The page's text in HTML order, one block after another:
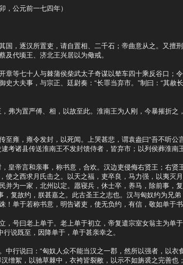
公元前一七四年）
，逐汉所置吏，请自置相、二千石；帝曲意从之。又擅刑
及代顷王、济北王兴居以为儆戒。
等七十人与棘蒲侯柴武太子奇谋以辇车四十乘反谷口；
史大夫事，与宗正、廷尉奏：“长罪当弃市。”制曰：“其赦
为置严傅、相，以故至此。淮南王为人刚，今暴摧折之
雍，雍令发封，以死闻。上哭甚悲，谓袁盎曰“吾不听公
考诸县传送淮南王不发封馈侍者，皆弃市；以列侯葬淮南
帝言和亲事，称书意，合欢。汉边吏侵侮右贤王；右贤
使之西求月氏击之。以天之福，吏卒良，马力强，以夷灭
并为一家，北州以定。愿寝兵，休士卒，养马，除前事，
，复故约，朕甚嘉之。此古圣王之志也。汉与匈奴约为兄
！单于若称书意，明告诸吏，使无负约，有信，敬如单于
号曰老上单于。老上单于初立，帝复遣宗室女翁主为单于
行说既至，因降单于，单于甚亲幸之。
行说曰：“匈奴人众不能当汉之一郡，然所以强者，以衣
缯絮，以驰草棘中，衣袴皆裂敝，以示不如旃裘之完善